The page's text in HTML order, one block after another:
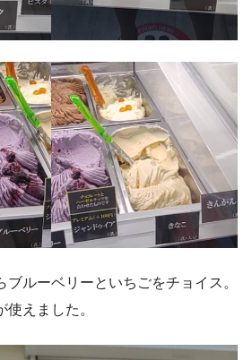
ブルーベリーといちごをチョイス。
えました。